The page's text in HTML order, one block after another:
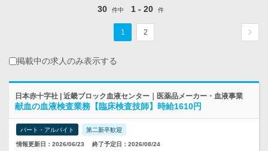
30 件中 1 - 20 件
1 2
掲載中の求人のみ表示する
日本赤十字社 | 近畿ブロック血液センター｜医薬品メーカー・血液事業
献血の血液検査業務【臨床検査技師】時給1610円
パート・アルバイト 第二新卒歓迎
情報更新日：2026/06/23 終了予定日：2026/08/24